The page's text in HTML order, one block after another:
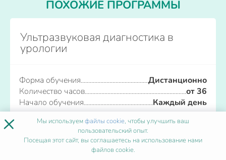
ПОХОЖИЕ ПРОГРАММЫ
Ультразвуковая диагностика в
урологии
Форма обучения
Дистанционно
Количество часов
от 36
Начало обучения
Каждый день
Записаться
× Мы используемфайлы cookie, чтобы улучшить ваш
пользовательский опыт.
Посещая этот сайт, вы соглашаетесь на использование нами
файлов cookie.